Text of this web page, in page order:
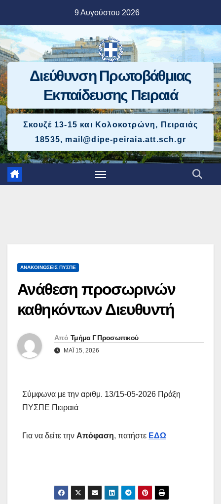
περιεχόμενο
9 Αυγούστου 2026
Διεύθυνση Πρωτοβάθμιας
Εκπαίδευσης Πειραιά
Σκουζέ 13-15 και Κολοκοτρώνη, Πειραιάς
18535, mail@dipe-peiraia.att.sch.gr
ΑΝΑΚΟΙΝΏΣΕΙΣ ΠΥΣΠΕ
Ανάθεση προσωρινών
καθηκόντων Διευθυντή
Από Τμήμα Γ Προσωπικού
ΜΆΙ 15, 2026
Σύμφωνα με την αριθμ. 13/15-05-2026 Πράξη
ΠΥΣΠΕ Πειραιά
Για να δείτε την Απόφαση, πατήστε ΕΔΩ